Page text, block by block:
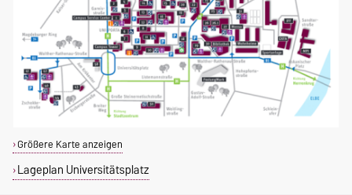
Größere Karte anzeigen
Lageplan Universitätsplatz